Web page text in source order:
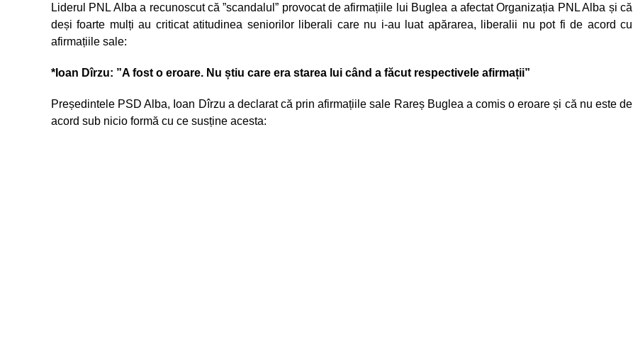
Liderul PNL Alba a recunoscut că ”scandalul” provocat de afirmațiile lui Buglea a afectat Organizația PNL Alba și că
deși foarte mulți au criticat atitudinea seniorilor liberali care nu i-au luat apărarea, liberalii nu pot fi de acord cu
afirmațiile sale:
*Ioan Dîrzu: ”A fost o eroare. Nu știu care era starea lui când a făcut respectivele afirmații”
Președintele PSD Alba, Ioan Dîrzu a declarat că prin afirmațiile sale Rareș Buglea a comis o eroare și că nu este de
acord sub nicio formă cu ce susține acesta: